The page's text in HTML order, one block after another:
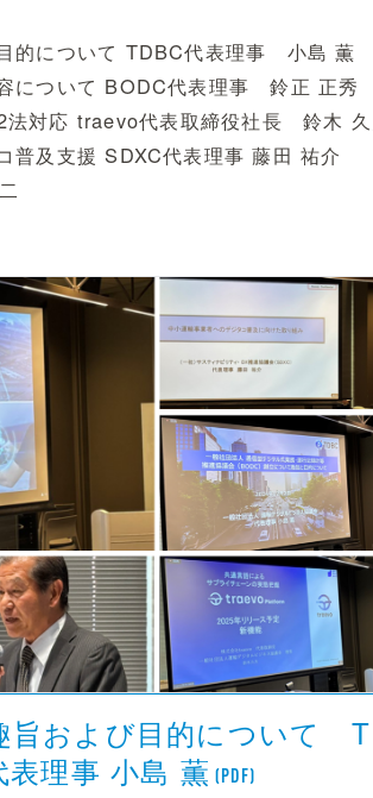
的について TDBC代表理事 小島 薫
について BODC代表理事 鈴正 正秀
対応 traevo代表取締役社長 鈴木
及支援 SDXC代表理事 藤田 祐介
旨および目的について
表理事 小島 薫 (PDF)